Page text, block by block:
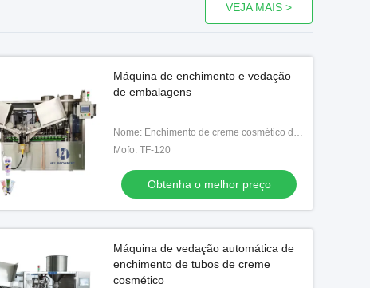
Vídeo
Venda a quente Máquina
automática de preenchimento de
VEJA MAIS >
Máquina de enchimento e vedação
de embalagens
Nome: Enchimento de creme cosmético do tubo e máquina de selagem
Mofo: TF-120
Obtenha o melhor preço
Máquina de vedação automática de
enchimento de tubos de creme
cosmético